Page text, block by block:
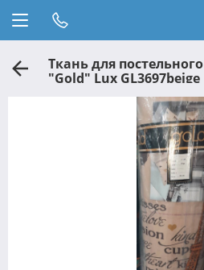
Ткань для
"Gold" Lux GL3697beige